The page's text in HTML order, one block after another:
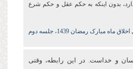
بدون اینکه به حکم عقل و حکم شرع
ماه مبارک رمضان 1439، جلسه دوم
و خداست. در این رابطه، وقتی